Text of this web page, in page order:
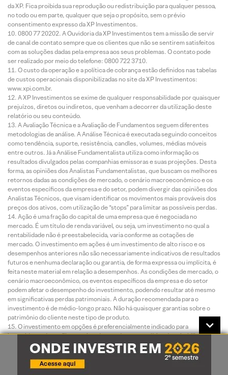
da XP. Fica proibida sua reprodução ou redistribuição para qualquer pessoa,
no todo ou em parte, qualquer que seja o propósito, sem o prévio
consentimento expresso da XP Investimentos.
0800 77 20202. A Ouvidoria da XP Investimentos tem a missão de servir
de canal de contato sempre que os clientes que não se sentirem satisfeitos
com as soluções dadas pela empresa aos seus problemas. O contato pode
ser realizado por meio do telefone: 0800 722 3710.
O custo da operação e a política de cobrança estão definidos nas tabelas
de custos operacionais disponibilizadas no site da XP Investimentos:
www.xpi.com.br.
A XP Investimentos se exime de qualquer responsabilidade por quaisquer
prejuízos, diretos ou indiretos, que venham a decorrer da utilização deste
relatório ou seu conteúdo.
A Avaliação Técnica e a Avaliação de Fundamentos seguem diferentes
metodologias de análise. A Análise Técnica é executada seguindo conceitos
como tendência, suporte, resistência, candles, volumes, médias móveis
entre outros. Já a Análise Fundamentalista utiliza como informação os
resultados divulgados pelas companhias emissoras e suas projeções. Desta
forma, as opiniões dos Analistas Fundamentalistas, que buscam os melhores
retornos dadas as condições de mercado, o cenário macroeconômico e os
eventos específicos da empresa e do setor, podem divergir das opiniões dos
Analistas Técnicos, que visam identificar os movimentos mais prováveis dos
preços dos ativos, com utilização de “stops” para limitar as possíveis perdas.
Ação é uma fração do capital de uma empresa que é negociada no
mercado. É um título de renda variável, ou seja, um investimento no qual a
rentabilidade não é preestabelecida, varia conforme as cotações de
mercado. O investimento em ações é um investimento de alto risco e os
desempenhos anteriores não são necessariamente indicativos de resultados
futuros e nenhuma declaração ou garantia, de forma expressa ou implícita, é
feita neste material em relação a desempenhos. As condições de mercado, o
cenário macroeconômico, os eventos específicos da empresa e do setor
podem afetar o desempenho do investimento, podendo resultar até mesmo
em significativas perdas patrimoniais. A duração recomendada para o
investimento é de médio-longo prazo. Não há quaisquer garantias sobre o
patrimônio do cliente neste tipo de produto.
O investimento em opções é preferencialmente indicado para
investidores de perfil agressivo, de acordo com a política de suitability
praticada pela XP Investimentos. No mercado de opções, são negociados
direitos de compra ou venda de um bem por preço fixado em data futura,
devendo o adquirente do direito negociado pagar um prêmio ao vendedor tal
como num acordo seguro. As operações com esses derivativos são